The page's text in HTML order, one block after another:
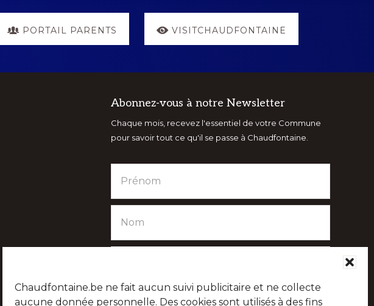
Chaudfontaine.be ne fait aucun suivi publicitaire et ne collecte
aucune donnée personnelle. Des cookies sont utilisés à des fins
PORTAIL PARENTS VISITCHAUDFONTAINE
Abonnez-vous à notre Newsletter
Chaque mois, recevez l'essentiel de votre Commune
pour savoir tout ce qu'il se passe à Chaudfontaine.